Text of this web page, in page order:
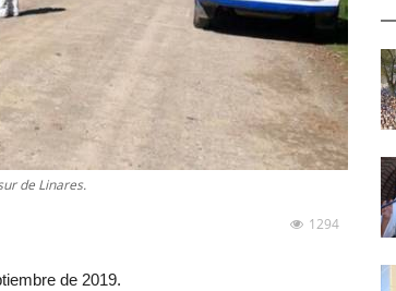
de Linares.
1294
de 2019.